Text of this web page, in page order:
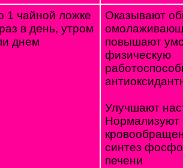
1 чайной ложке
в день, утром
днем
Оказывают
повышают
физическую
Улучшают
Нормализуют
синтез
печени